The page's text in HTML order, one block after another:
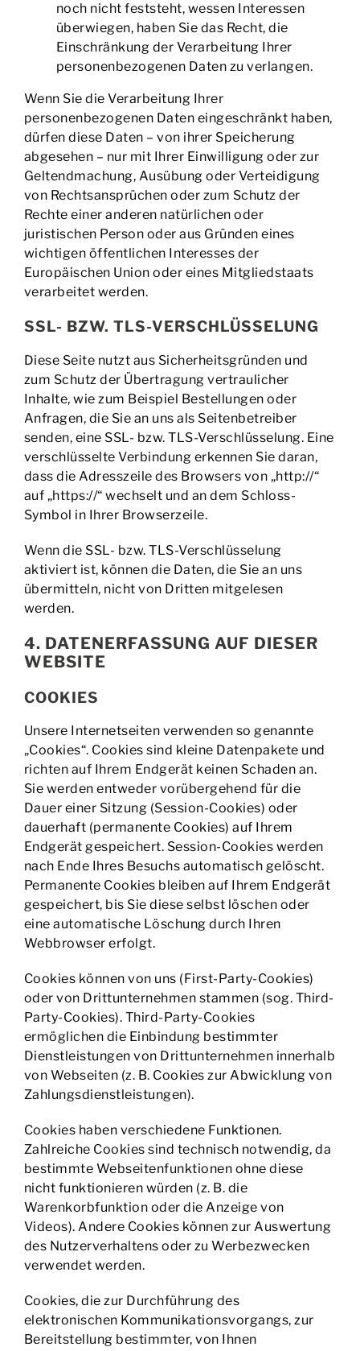
noch nicht feststeht, wessen Interessen
überwiegen, haben Sie das Recht, die
Einschränkung der Verarbeitung Ihrer
personenbezogenen Daten zu verlangen.
Wenn Sie die Verarbeitung Ihrer
personenbezogenen Daten eingeschränkt haben,
dürfen diese Daten – von ihrer Speicherung
abgesehen – nur mit Ihrer Einwilligung oder zur
Geltendmachung, Ausübung oder Verteidigung
von Rechtsansprüchen oder zum Schutz der
Rechte einer anderen natürlichen oder
juristischen Person oder aus Gründen eines
wichtigen öffentlichen Interesses der
Europäischen Union oder eines Mitgliedstaats
verarbeitet werden.
SSL- BZW. TLS-VERSCHLÜSSELUNG
Diese Seite nutzt aus Sicherheitsgründen und
zum Schutz der Übertragung vertraulicher
Inhalte, wie zum Beispiel Bestellungen oder
Anfragen, die Sie an uns als Seitenbetreiber
senden, eine SSL- bzw. TLS-Verschlüsselung. Eine
verschlüsselte Verbindung erkennen Sie daran,
dass die Adresszeile des Browsers von „http://“
auf „https://“ wechselt und an dem Schloss-
Symbol in Ihrer Browserzeile.
Wenn die SSL- bzw. TLS-Verschlüsselung
aktiviert ist, können die Daten, die Sie an uns
übermitteln, nicht von Dritten mitgelesen
werden.
4. DATENERFASSUNG AUF DIESER
WEBSITE
COOKIES
Unsere Internetseiten verwenden so genannte
„Cookies“. Cookies sind kleine Datenpakete und
richten auf Ihrem Endgerät keinen Schaden an.
Sie werden entweder vorübergehend für die
Dauer einer Sitzung (Session-Cookies) oder
dauerhaft (permanente Cookies) auf Ihrem
Endgerät gespeichert. Session-Cookies werden
nach Ende Ihres Besuchs automatisch gelöscht.
Permanente Cookies bleiben auf Ihrem Endgerät
gespeichert, bis Sie diese selbst löschen oder
eine automatische Löschung durch Ihren
Webbrowser erfolgt.
Cookies können von uns (First-Party-Cookies)
oder von Drittunternehmen stammen (sog. Third-
Party-Cookies). Third-Party-Cookies
ermöglichen die Einbindung bestimmter
Dienstleistungen von Drittunternehmen innerhalb
von Webseiten (z. B. Cookies zur Abwicklung von
Zahlungsdienstleistungen).
Cookies haben verschiedene Funktionen.
Zahlreiche Cookies sind technisch notwendig, da
bestimmte Webseitenfunktionen ohne diese
nicht funktionieren würden (z. B. die
Warenkorbfunktion oder die Anzeige von
Videos). Andere Cookies können zur Auswertung
des Nutzerverhaltens oder zu Werbezwecken
verwendet werden.
Cookies, die zur Durchführung des
elektronischen Kommunikationsvorgangs, zur
Bereitstellung bestimmter, von Ihnen